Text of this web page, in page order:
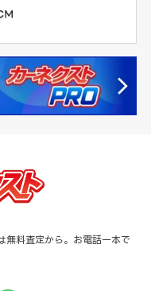
無料査定から。お電話一本で